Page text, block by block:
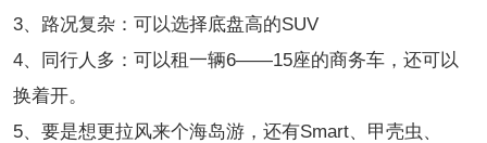
3、路况复杂：可以选择底盘高的SUV
4、同行人多：可以租一辆6——15座的商务车，还可以
换着开。
5、要是想更拉风来个海岛游，还有Smart、甲壳虫、